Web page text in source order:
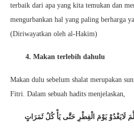
terbaik dari apa yang kita temukan dan
mengurbankan hal yang paling berharga
(Diriwayatkan oleh al-Hakim)
4. Makan terlebih dahulu
Makan dulu sebelum shalat merupakan
Fitri. Dalam sebuah hadits menjelaskan,
لَايَغْدُوْ يَوْمَ الْفِطْرِ حَتَّى يَأْ كُلُ ثَمَرَاتٍ